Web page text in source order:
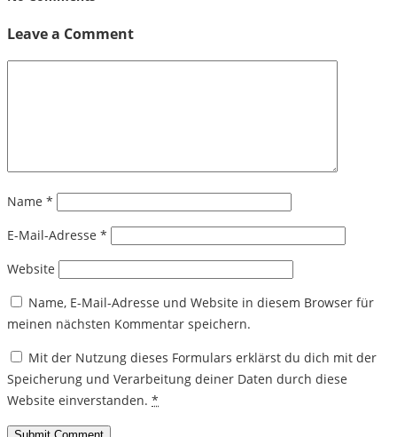
Leave a Comment
Name *
E-Mail-Adresse *
Website
Name, E-Mail-Adresse und Website in diesem Browser für
meinen nächsten Kommentar speichern.
Mit der Nutzung dieses Formulars erklärst du dich mit der
Speicherung und Verarbeitung deiner Daten durch diese
Website einverstanden. *